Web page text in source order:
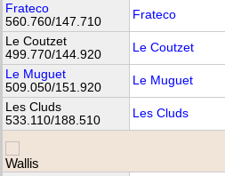
Frateco
560.760/147.710
Frateco
Le Coutzet
499.770/144.920
Le Coutzet
Le Muguet
509.050/151.920
Le Muguet
Les Cluds
533.110/188.510
Les Cluds